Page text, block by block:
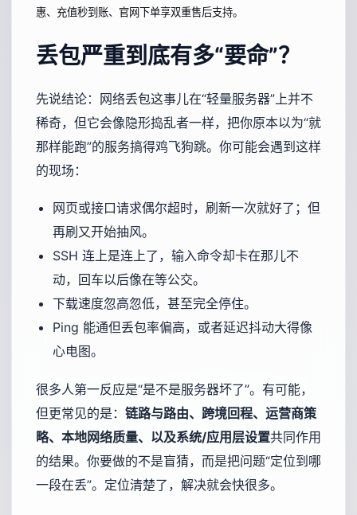
惠、充值秒到账、官网下单享双重售后支持。
丢包严重到底有多“要命”？
先说结论：网络丢包这事儿在“轻量服务器”上并不
稀奇，但它会像隐形捣乱者一样，把你原本以为“就
那样能跑”的服务搞得鸡飞狗跳。你可能会遇到这样
的现场：
网页或接口请求偶尔超时，刷新一次就好了；但
再刷又开始抽风。
SSH 连上是连上了，输入命令却卡在那儿不
动，回车以后像在等公交。
下载速度忽高忽低，甚至完全停住。
Ping 能通但丢包率偏高，或者延迟抖动大得像
心电图。
很多人第一反应是“是不是服务器坏了”。有可能，
但更常见的是： 链路与路由、跨境回程、运营商策
略、本地网络质量、以及系统/应用层设置共同作用
的结果。你要做的不是盲猜，而是把问题“定位到哪
一段在丢”。定位清楚了，解决就会快很多。